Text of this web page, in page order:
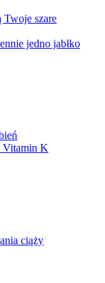
Twoje szare
jedno jabłko
Vitamin K
ciąży